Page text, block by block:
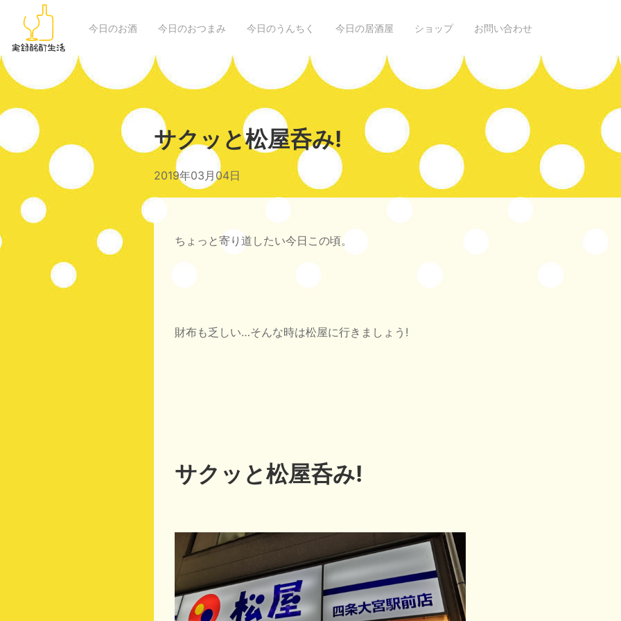
今日のお酒 今日のおつまみ 今日のうんちく 今日の居酒屋 ショップ お問い合わせ
サクッと松屋呑み!
2019年03月04日
ちょっと寄り道したい今日この頃。
財布も乏しい…そんな時は松屋に行きましょう!
サクッと松屋呑み!